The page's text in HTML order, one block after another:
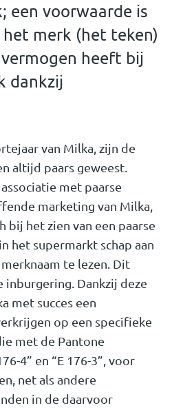
een voorwaarde is
merk (het teken)
heeft bij
dankzij
van Milka, zijn de
altijd paars geweest.
met paarse
marketing van Milka,
bij het zien van een paarse
het supermarkt schap aan
te lezen. Dit
inburgering. Dankzij deze
met succes een
op een specifieke
met de Pantone
4” en “E 176-3”, voor
net als andere
in de daarvoor